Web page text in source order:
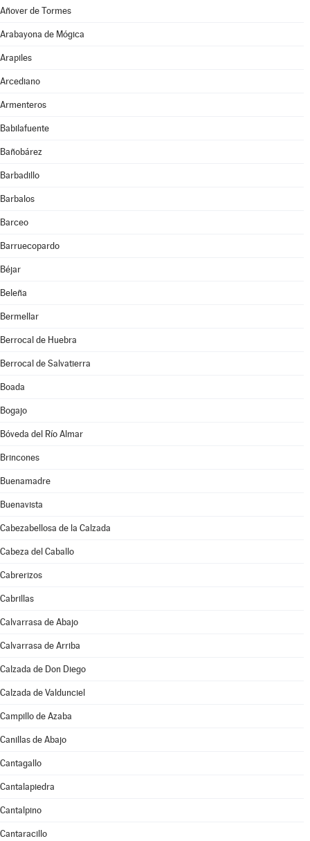
Añover de Tormes
Arabayona de Mógica
Arapiles
Arcediano
Armenteros
Babilafuente
Bañobárez
Barbadillo
Barbalos
Barceo
Barruecopardo
Béjar
Beleña
Bermellar
Berrocal de Huebra
Berrocal de Salvatierra
Boada
Bogajo
Bóveda del Río Almar
Brincones
Buenamadre
Buenavista
Cabezabellosa de la Calzada
Cabeza del Caballo
Cabrerizos
Cabrillas
Calvarrasa de Abajo
Calvarrasa de Arriba
Calzada de Don Diego
Calzada de Valdunciel
Campillo de Azaba
Canillas de Abajo
Cantagallo
Cantalapiedra
Cantalpino
Cantaracillo